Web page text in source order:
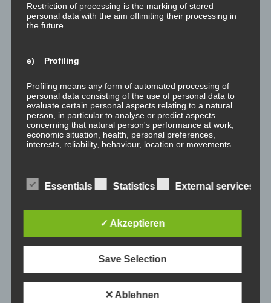
Problemstellungen durch Interaktion zwischen einer unabhängigen
Person und einem Klienten.
Mentoring ist das individualisierte Weitergeben von Wissen und
Supervision
Supervision ist das individualisierte Reflektieren der gemachten
oder anstehenden professionellen Erfahrungen durch Interaktion
zwischen einem Supervisor und einem Klienten.
und praktischen Fertigkeiten zu diesem Wissen durch eine
Wissenswertes
☞ Vertraulichkeitserklärung
Restriction of processing is the marking of stored
personal data with the aim oflimiting their processing in
the future.
e) Profiling
Profiling means any form of automated processing of
personal data consisting of the use of personal data to
evaluate certain personal aspects relating to a natural
person, in particular to analyse or predict aspects
concerning that natural person's performance at work,
economic situation, health, personal preferences,
interests, reliability, behaviour, location or movements.
f) Pseudonymisation
attributed to a specific data subject without the use of
and organisational measures to ensure that the personal
data are not attributed to an identified or identifiable
natural person.
Essentials Statistics External services
✓ Akzeptieren
Save Selection
✕ Ablehnen